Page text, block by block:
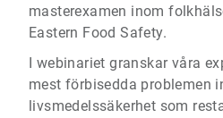
masterexamen inom
Eastern Food Safety.
I webinariet granskar våra
mest förbisedda problemen
livsmedelssäkerhet som